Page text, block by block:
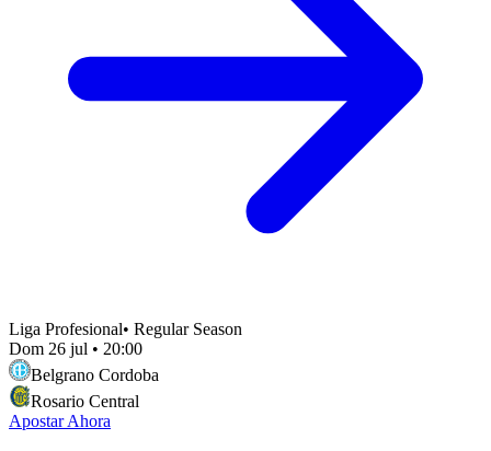
Liga Profesional• Regular Season
Dom 26 jul • 20:00
Belgrano Cordoba
Rosario Central
Apostar Ahora